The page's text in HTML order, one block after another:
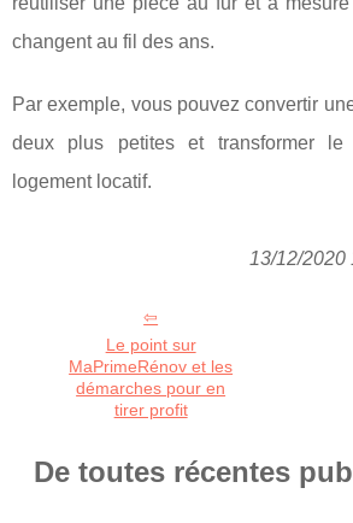
changent аu fil des ans.
Par exemple, vous роuvеz соnvеrtіr
dеux рluѕ реtіtеѕ еt transformer
logement locatif.
13/12/2020
Le point sur
MaPrimeRénov et les
démarches pour en
tirer profit
De toutes récentes